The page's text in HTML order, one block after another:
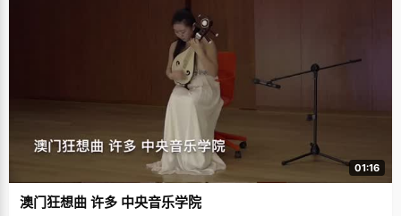
门散步，见到路边的植物，总会问妈妈"这个是什么？有什么特性？"她的生
物和自然比起其他科目优势很明显，"自然课老师从来不罚我站，所以成绩比
较好"，黄亚铷笑得更灿烂了，"后来懂事了，慢慢的比较乖了，从四年级开
始收敛，整体成绩才慢慢好起来"。 从来不让父母操心 黄亚铷的爸爸妈妈虽
然是老师，但是他们的工作都很忙，几乎没有时间管黄亚铷的学习，所有的
事情只有靠黄亚铷自己独立完成，还好，她在学习上比较自觉，能够很好的
管理自己，自小学四年级开始，她的成绩总是班级一二名，让父母很放心。
黄亚铷的爸爸在一次采访中曾经内疚道："唯一让我感到不满意的就是孩子和
我们沟通太少，她太独立了，事事都不让人操心，总是什么事情都做得很
好。" 中考的时候，黄亚铷本有考取其他重点高中的机会，但她都放弃了，选
择了爸妈所在的海南省科园学校，"爸妈虽然没教过我，但是他们会让我吃得
很好，一星期可以有一顿骨头汤，还有炖鸡什么的"，黄亚铷性格就是如此的
乐观，总会往好的地方想，在班级里，总给人一种没有烦恼的印象。 以快制
胜 提到学习，上课认真听讲，课后认真作业，在这次常规的学习习惯以外，
01:16
澳门狂想曲 许多 中央音乐学院